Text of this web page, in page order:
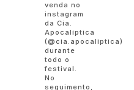
venda no
instagram
da Cia.
Apocalíptica
(@cia.apocaliptica)
durante
todo o
festival.
No
seguimento,